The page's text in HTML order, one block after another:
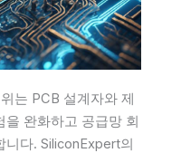
는 PCB 설계자와 제
완화하고 공급망 회
니다. SiliconExpert의